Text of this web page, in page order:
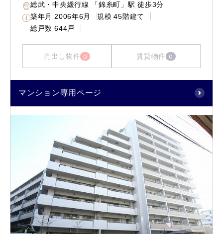
総武・中央緩行線 「錦糸町」駅 徒歩3分
築年月 2006年6月 規模 45階建て
総戸数 644戸
売出し物件 0 賃貸物件 0
マンション専用ページ